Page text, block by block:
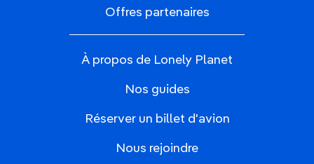
Offres partenaires
À propos de Lonely Planet
Nos guides
Réserver un billet d'avion
Nous rejoindre